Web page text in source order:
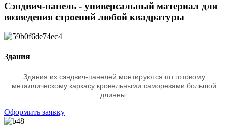
Сэндвич-панель - универсальный материал для
возведения строений любой квадратуры
Здания
Здания из сэндвич-панелей монтируются по готовому
металлическому каркасу кровельными саморезами большой
длинны.
Оформить заявку